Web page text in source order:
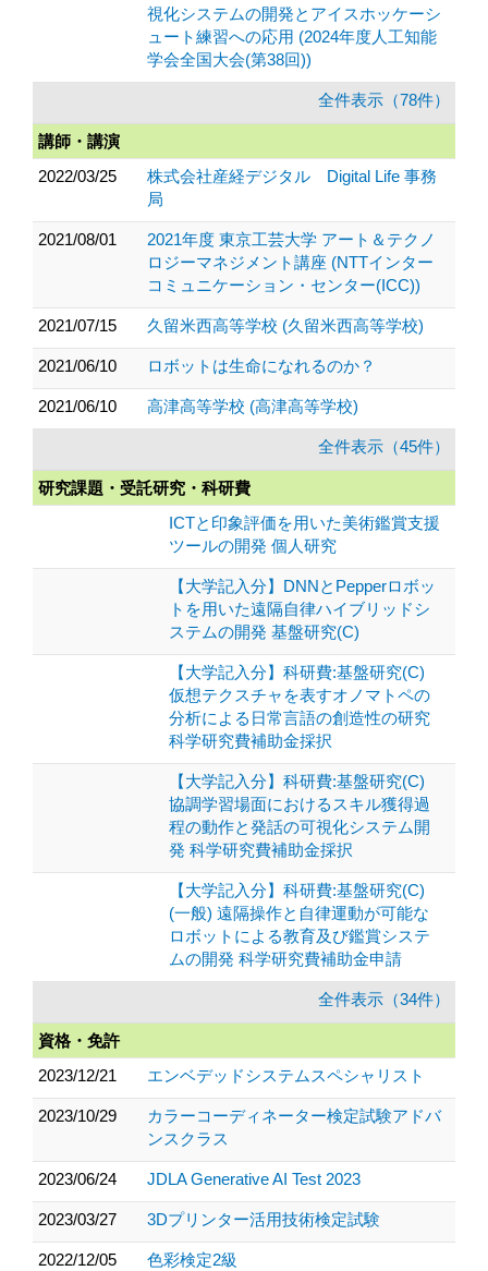
視化システムの開発とアイスホッケーシ
ュート練習への応用 (2024年度人工知能
学会全国大会(第38回))
全件表示（78件）
講師・講演
2022/03/25
株式会社産経デジタル Digital Life 事務
局
2021/08/01
2021年度 東京工芸大学 アート＆テクノ
ロジーマネジメント講座 (NTTインター
コミュニケーション・センター(ICC))
2021/07/15 久留米西高等学校 (久留米西高等学校)
2021/06/10 ロボットは生命になれるのか？
2021/06/10 高津高等学校 (高津高等学校)
全件表示（45件）
研究課題・受託研究・科研費
ICTと印象評価を用いた美術鑑賞支援
ツールの開発 個人研究
【大学記入分】DNNとPepperロボッ
トを用いた遠隔自律ハイブリッドシ
ステムの開発 基盤研究(C)
【大学記入分】科研費:基盤研究(C)
仮想テクスチャを表すオノマトペの
分析による日常言語の創造性の研究
科学研究費補助金採択
【大学記入分】科研費:基盤研究(C)
協調学習場面におけるスキル獲得過
程の動作と発話の可視化システム開
発 科学研究費補助金採択
【大学記入分】科研費:基盤研究(C)
(一般) 遠隔操作と自律運動が可能な
ロボットによる教育及び鑑賞システ
ムの開発 科学研究費補助金申請
全件表示（34件）
資格・免許
2023/12/21
エンベデッドシステムスペシャリスト
2023/10/29
カラーコーディネーター検定試験アドバ
ンスクラス
2023/06/24 JDLA Generative AI Test 2023
2023/03/27 3Dプリンター活用技術検定試験
2022/12/05 色彩検定2級